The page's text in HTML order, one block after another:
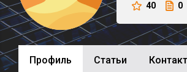
40 0
Профиль Cтатьи